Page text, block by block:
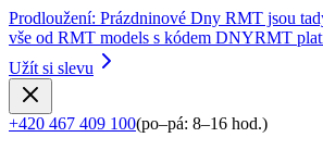
Prodloužení: Prázdninové Dny RMT jsou
vše od RMT models s kódem DNYRMT
Užít si slevu
+420 467 409 100(po–pá: 8–16 hod.)